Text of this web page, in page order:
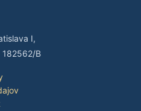
I,
182562/B